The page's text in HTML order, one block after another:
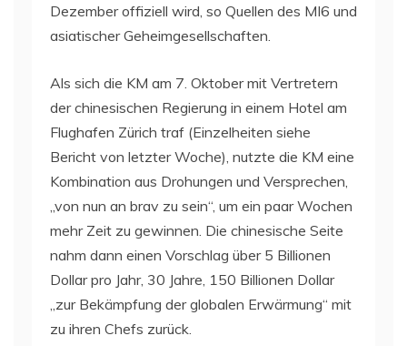
Dezember offiziell wird, so Quellen des MI6 und
asiatischer Geheimgesellschaften.
Als sich die KM am 7. Oktober mit Vertretern
der chinesischen Regierung in einem Hotel am
Flughafen Zürich traf (Einzelheiten siehe
Bericht von letzter Woche), nutzte die KM eine
Kombination aus Drohungen und Versprechen,
„von nun an brav zu sein“, um ein paar Wochen
mehr Zeit zu gewinnen. Die chinesische Seite
nahm dann einen Vorschlag über 5 Billionen
Dollar pro Jahr, 30 Jahre, 150 Billionen Dollar
„zur Bekämpfung der globalen Erwärmung“ mit
zu ihren Chefs zurück.